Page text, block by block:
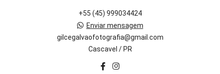
+55 (45) 999034424
Enviar mensagem
gilcegalvaofotografia@gmail.com
Cascavel / PR